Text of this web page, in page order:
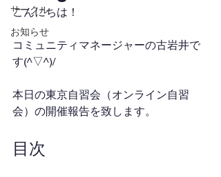
サークル
お知らせ
こんにちは！
コミュニティマネージャーの古岩井で
す(^▽^)/
本日の東京自習会（オンライン自習
会）の開催報告を致します。
目次